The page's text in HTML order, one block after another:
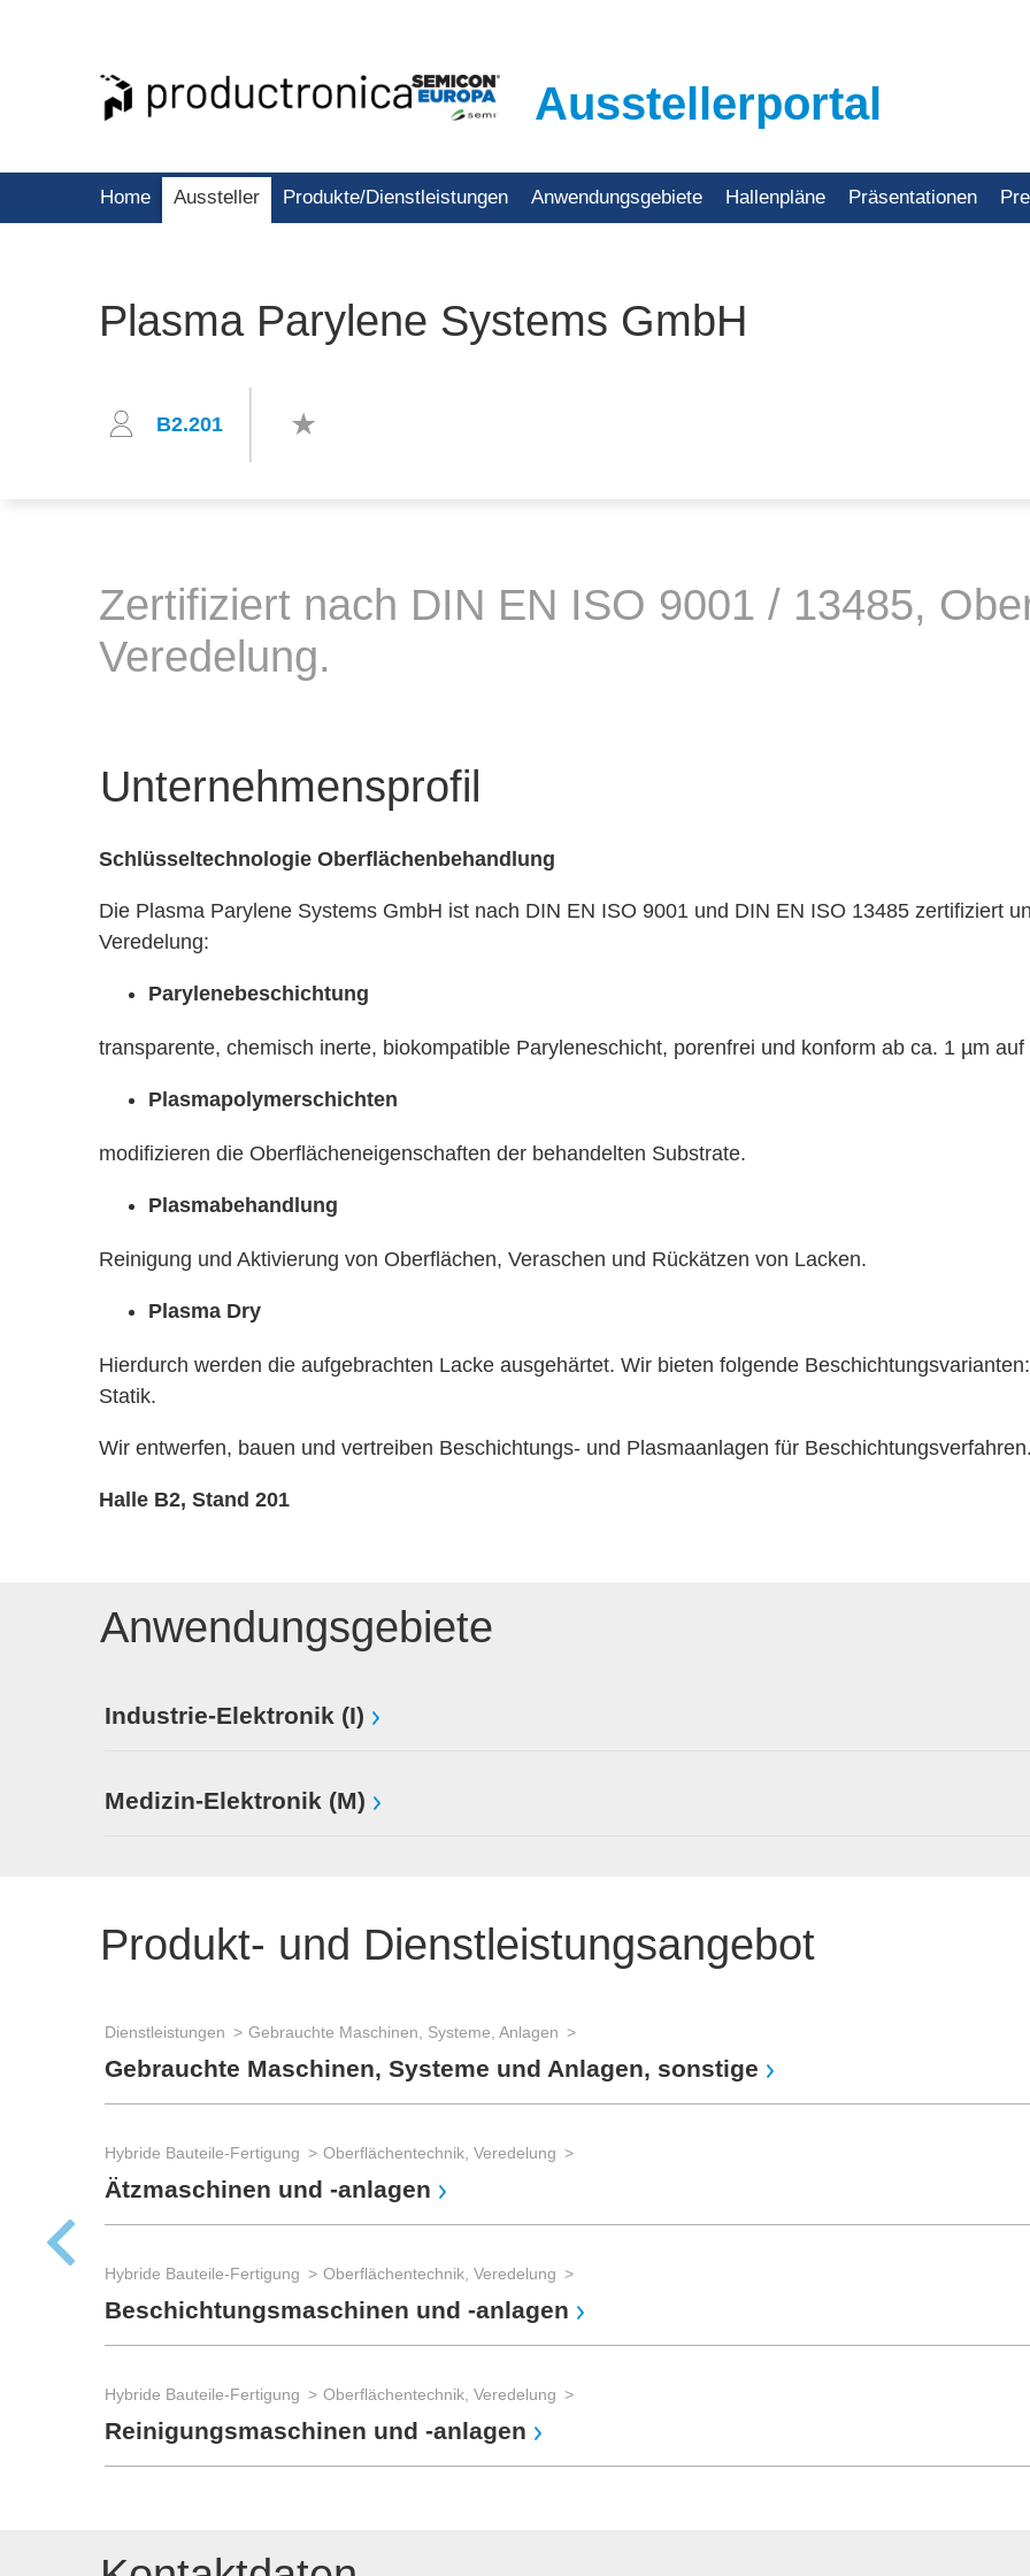
Ausstellerportal
Home Aussteller Produkte/Dienstleistungen Anwendungsgebiete Hallenpläne Präsentationen
Plasma Parylene Systems GmbH
B2.201
Zertifiziert nach DIN EN ISO 9001 / 13485,
Veredelung.
Unternehmensprofil
Schlüsseltechnologie Oberflächenbehandlung
Die Plasma Parylene Systems GmbH ist nach DIN EN ISO 9001 und DIN EN ISO 13485 zertifiziert
Veredelung:
Parylenebeschichtung
transparente, chemisch inerte, biokompatible Paryleneschicht, porenfrei und konform ab ca. 1 µm
Plasmapolymerschichten
modifizieren die Oberflächeneigenschaften der behandelten Substrate.
Plasmabehandlung
Reinigung und Aktivierung von Oberflächen, Veraschen und Rückätzen von Lacken.
Plasma Dry
Hierdurch werden die aufgebrachten Lacke ausgehärtet. Wir bieten folgende
Statik.
Wir entwerfen, bauen und vertreiben Beschichtungs- und Plasmaanlagen für Beschichtungsverfahren.
Halle B2, Stand 201
Anwendungsgebiete
Industrie-Elektronik (I)
Medizin-Elektronik (M)
Produkt- und Dienstleistungsangebot
Dienstleistungen Gebrauchte Maschinen, Systeme, Anlagen
Gebrauchte Maschinen, Systeme und Anlagen, sonstige
Hybride Bauteile-Fertigung Oberflächentechnik, Veredelung
Ätzmaschinen und -anlagen
Hybride Bauteile-Fertigung Oberflächentechnik, Veredelung
Beschichtungsmaschinen und -anlagen
Hybride Bauteile-Fertigung Oberflächentechnik, Veredelung
Reinigungsmaschinen und -anlagen